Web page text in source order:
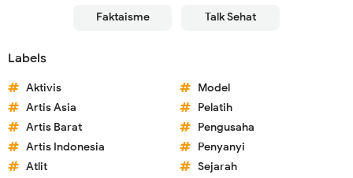
Faktaisme Talk Sehat
Labels
Aktivis
Artis Asia
Artis Barat
Artis Indonesia
Atlit
Model
Pelatih
Pengusaha
Penyanyi
Sejarah